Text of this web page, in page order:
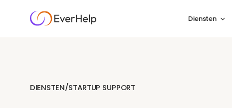
Diensten
DIENSTEN/STARTUP SUPPORT